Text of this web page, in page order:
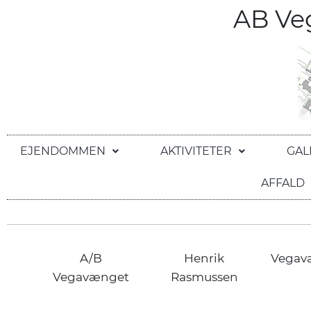
AB
EJENDOMMEN AKTIVITETER
AFFALD
A/B
Vegavænget
Henrik
Rasmussen